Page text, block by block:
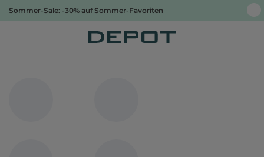
Sommer-Sale: -30% auf Sommer-Favoriten